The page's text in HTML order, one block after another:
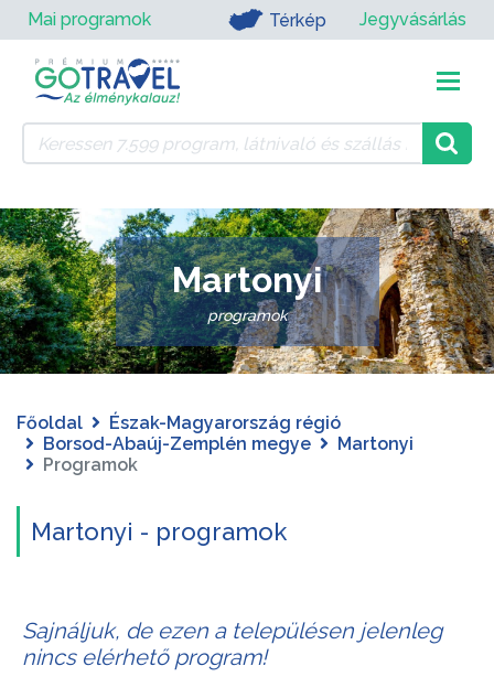
Mai programok Térkép Jegyvásárlás
Martonyi
programok
Főoldal
Észak-Magyarország régió
Borsod-Abaúj-Zemplén megye
Martonyi
Programok
Martonyi - programok
Sajnáljuk, de ezen a településen jelenleg
nincs elérhető program!